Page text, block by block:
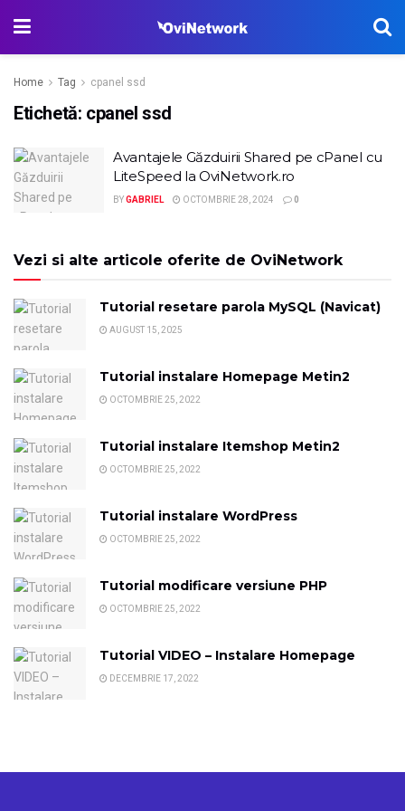
Home Tag cpanel ssd
Etichetă: cpanel ssd
Avantajele Găzduirii Shared pe cPanel cu
LiteSpeed la OviNetwork.ro
BYGABRIEL OCTOMBRIE 28, 2024 0
Vezi si alte articole oferite de OviNetwork
Tutorial resetare parola MySQL (Navicat)
AUGUST 15, 2025
Tutorial instalare Homepage Metin2
OCTOMBRIE 25, 2022
Tutorial instalare Itemshop Metin2
OCTOMBRIE 25, 2022
Tutorial instalare WordPress
OCTOMBRIE 25, 2022
Tutorial modificare versiune PHP
OCTOMBRIE 25, 2022
Tutorial VIDEO – Instalare Homepage
DECEMBRIE 17, 2022